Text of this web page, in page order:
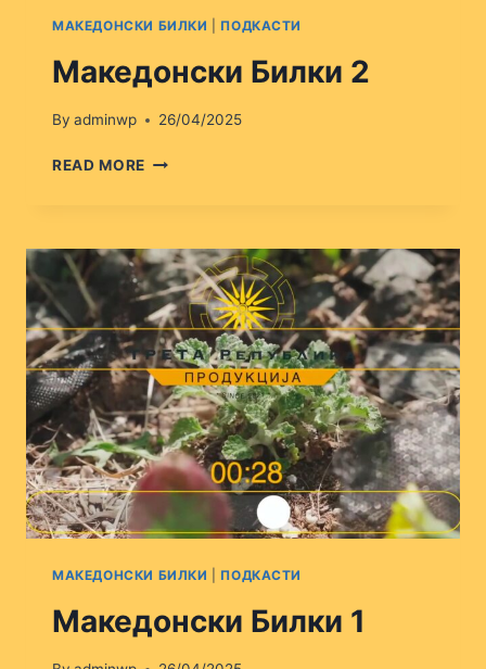
МАКЕДОНСКИ БИЛКИ ПОДКАСТИ
Македонски Билки 2
By adminwp 26/04/2025
READ MORE МАКЕДОНСКИ
МАКЕДОНСКИ БИЛКИ ПОДКАСТИ
Македонски Билки 1